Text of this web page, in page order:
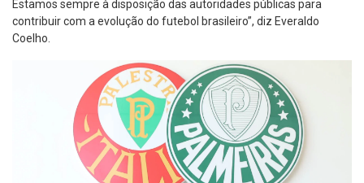
Estamos sempre à disposição das autoridades públicas para
contribuir com a evolução do futebol brasileiro”, diz Everaldo
Coelho.